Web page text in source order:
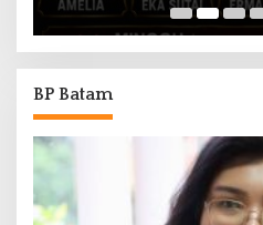
BP Batam